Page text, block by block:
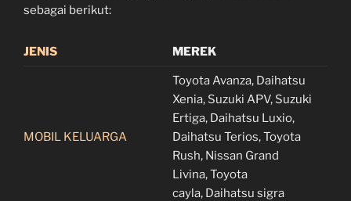
sebagai berikut:
JENIS MEREK
MOBIL KELUARGA
Toyota Avanza, Daihatsu
Xenia, Suzuki APV, Suzuki
Ertiga, Daihatsu Luxio,
Daihatsu Terios, Toyota
Rush, Nissan Grand
Livina, Toyota
cayla, Daihatsu sigra